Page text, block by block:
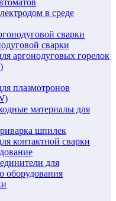
в среде
сварки
сварки
аргонодуговых горелок
плазмотронов
материалы для
шпилек
контактной сварки
для
оборудования